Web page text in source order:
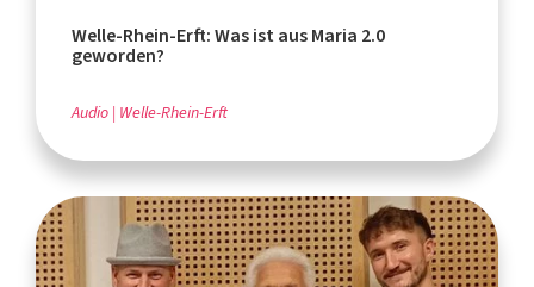
Welle-Rhein-Erft: Was ist aus Maria 2.0
geworden?
Audio Welle-Rhein-Erft